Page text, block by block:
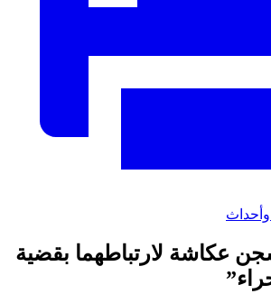
وأحداث
عكاشة لارتباطهما بقضية